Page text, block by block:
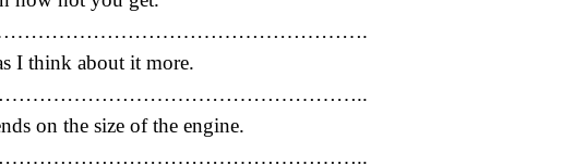
I think about it more.
on the size of the engine.